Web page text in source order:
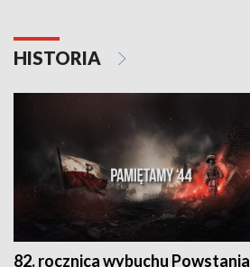
HISTORIA
82. rocznica wybuchu Powstania